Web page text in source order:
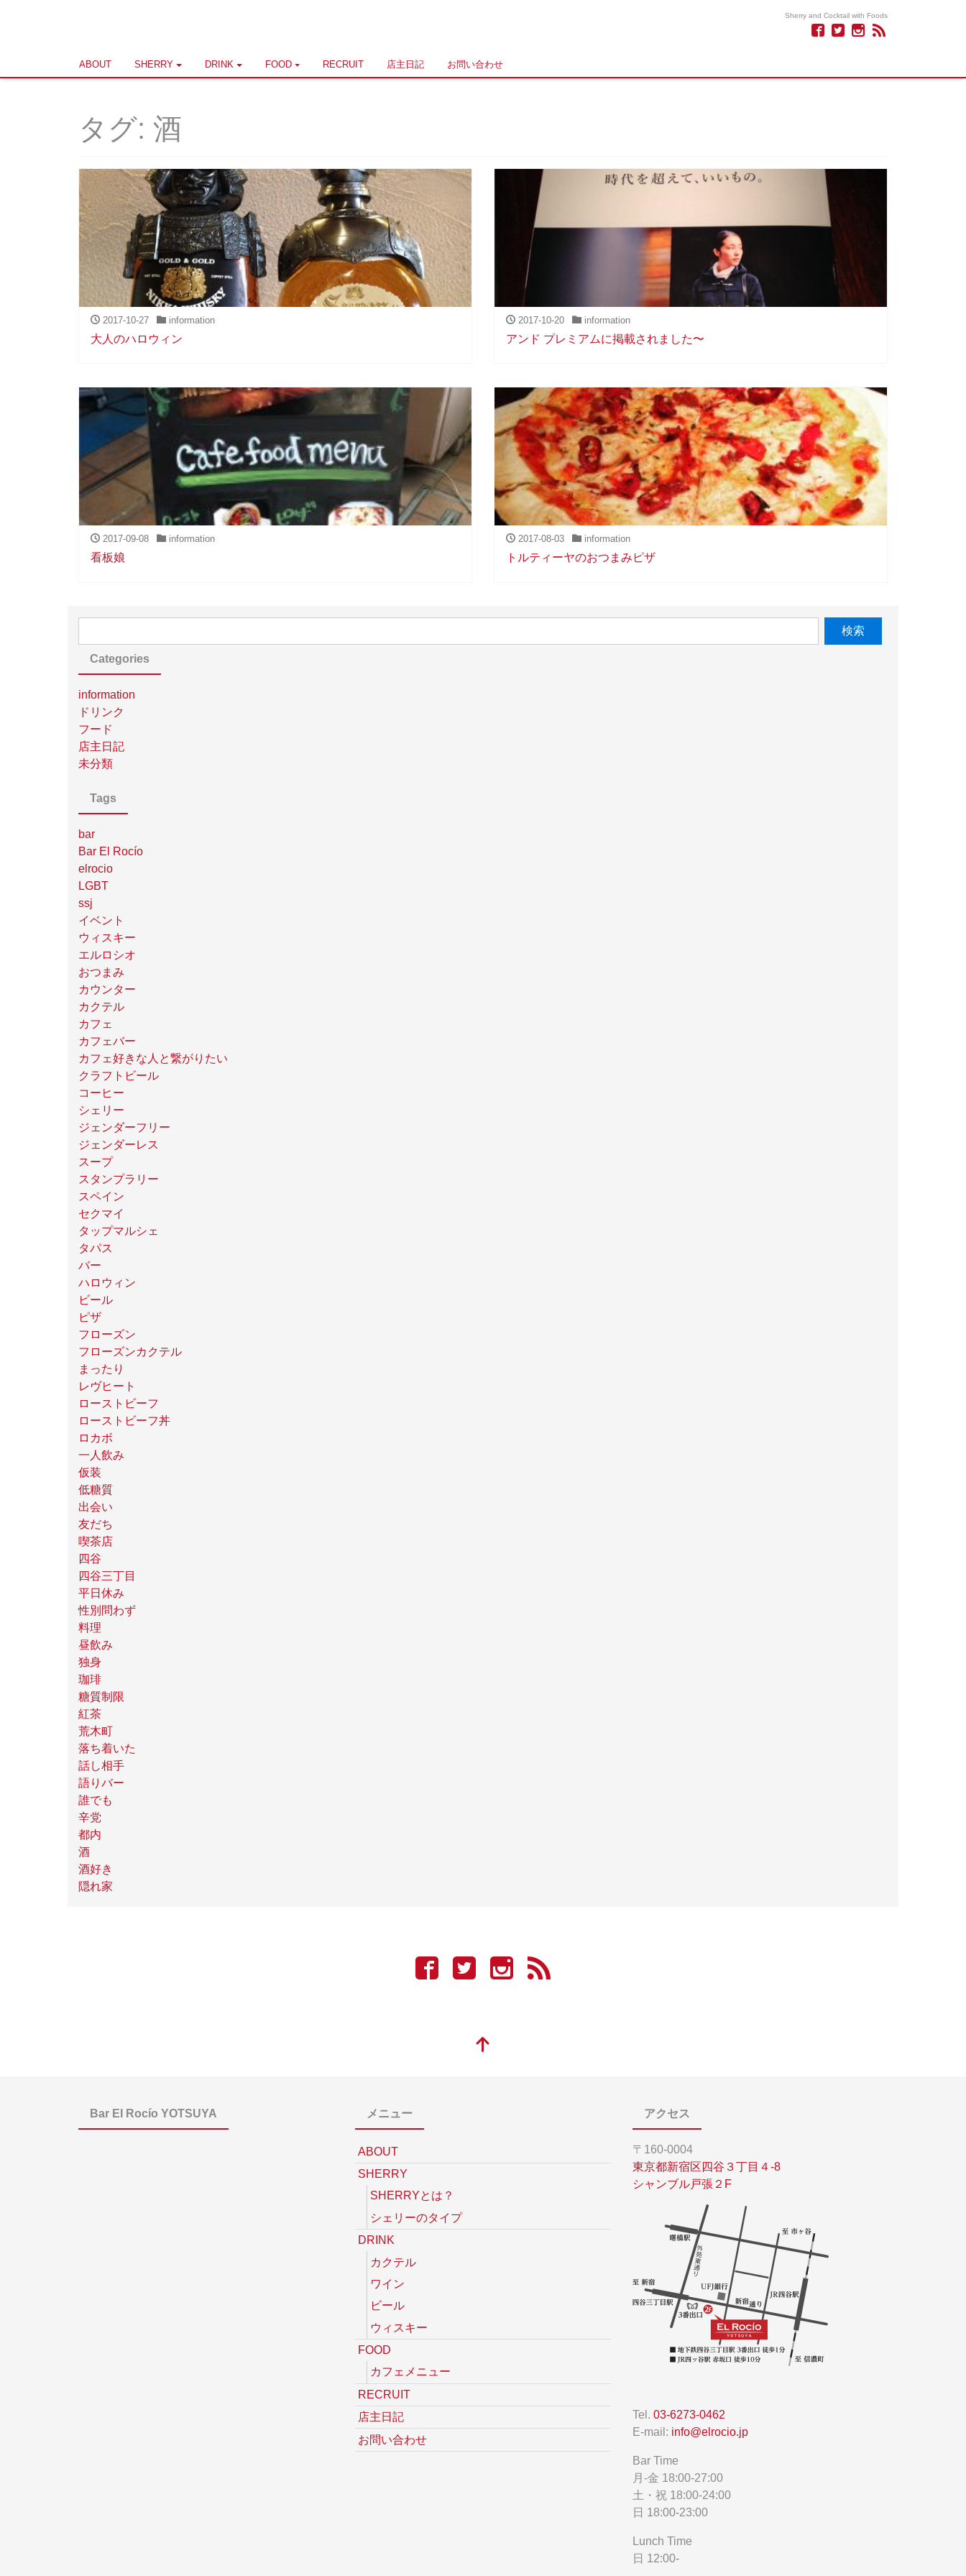
Sherry and Cocktail with Foods
ABOUT SHERRY DRINK FOOD RECRUIT 店主日記 お問い合わせ
タグ: 酒
2017-10-27 information
大人のハロウィン
2017-10-20 information
アンド プレミアムに掲載されました〜
2017-09-08 information
看板娘
2017-08-03 information
トルティーヤのおつまみピザ
Categories
information
ドリンク
フード
店主日記
未分類
Tags
bar
Bar El Rocío
elrocio
LGBT
ssj
イベント
ウィスキー
エルロシオ
おつまみ
カウンター
カクテル
カフェ
カフェバー
カフェ好きな人と繋がりたい
クラフトビール
コーヒー
シェリー
ジェンダーフリー
ジェンダーレス
スープ
スタンプラリー
スペイン
セクマイ
タップマルシェ
タパス
バー
ハロウィン
ビール
ピザ
フローズン
フローズンカクテル
まったり
レヴヒート
ローストビーフ
ローストビーフ丼
ロカボ
一人飲み
仮装
低糖質
出会い
友だち
喫茶店
四谷
四谷三丁目
平日休み
性別問わず
料理
昼飲み
独身
珈琲
糖質制限
紅茶
荒木町
落ち着いた
話し相手
語りバー
誰でも
辛党
都内
酒
酒好き
隠れ家
Bar El Rocío YOTSUYA メニュー
ABOUT
SHERRY
SHERRYとは？
シェリーのタイプ
DRINK
カクテル
ワイン
ビール
ウィスキー
FOOD
カフェメニュー
RECRUIT
店主日記
お問い合わせ
アクセス
〒160-0004
東京都新宿区四谷３丁目４-8
シャンブル戸張２F
Tel. 03-6273-0462
E-mail: info@elrocio.jp
Bar Time
月-金 18:00-27:00
土・祝 18:00-24:00
日 18:00-23:00
Lunch Time
日 12:00-